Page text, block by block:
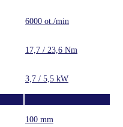
6000 ot./min
17,7 / 23,6 Nm
3,7 / 5,5 kW
100 mm